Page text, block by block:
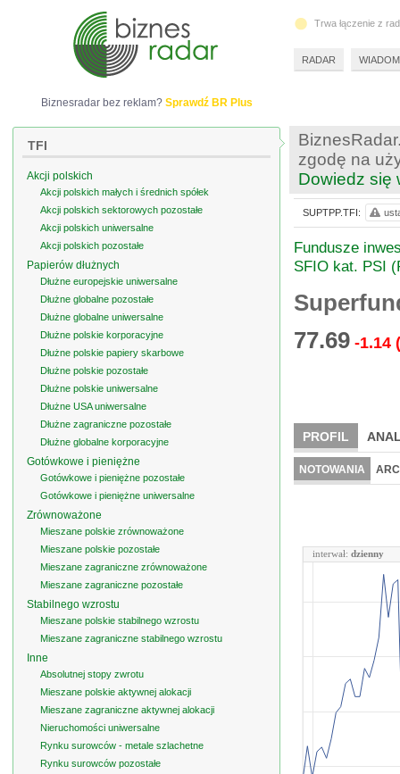
zgodę na
Dowiedz się
Fundusze
SFIO kat. PSI
77.69 -1.14
PROFIL
NOTOWANIA
interwał: dzienny
SUPTPP.TFI:
Biznesradar bez reklam? Sprawdź BR Plus
TFI
Akcji polskich
Akcji polskich małych i średnich spółek
Akcji polskich sektorowych pozostałe
Akcji polskich uniwersalne
Akcji polskich pozostałe
Papierów dłużnych
Dłużne europejskie uniwersalne
Dłużne globalne pozostałe
Dłużne globalne uniwersalne
Dłużne polskie korporacyjne
Dłużne polskie papiery skarbowe
Dłużne polskie pozostałe
Dłużne polskie uniwersalne
Dłużne USA uniwersalne
Dłużne zagraniczne pozostałe
Dłużne globalne korporacyjne
Gotówkowe i pieniężne
Gotówkowe i pieniężne pozostałe
Gotówkowe i pieniężne uniwersalne
Zrównoważone
Mieszane polskie zrównoważone
Mieszane polskie pozostałe
Mieszane zagraniczne zrównoważone
Mieszane zagraniczne pozostałe
Stabilnego wzrostu
Mieszane polskie stabilnego wzrostu
Mieszane zagraniczne stabilnego wzrostu
Inne
Absolutnej stopy zwrotu
Mieszane polskie aktywnej alokacji
Mieszane zagraniczne aktywnej alokacji
Nieruchomości uniwersalne
Rynku surowców - metale szlachetne
Rynku surowców pozostałe
Trwa łączenie z
RADAR